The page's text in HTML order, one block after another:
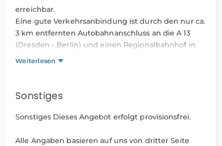
erreichbar.
Eine gute Verkehrsanbindung ist durch den nur ca.
3 km entfernten Autobahnanschluss an die A 13
(Dresden - Berlin) und einen Regionalbahnhof in
Groß Köris mit Verbindungen Richtung Berlin,
Versorgung sind in der Gemeinde vorhanden.
Weiterlesen
Sonstiges
Sonstiges Dieses Angebot erfolgt provisionsfrei.
Alle Angaben basieren auf uns von dritter Seite